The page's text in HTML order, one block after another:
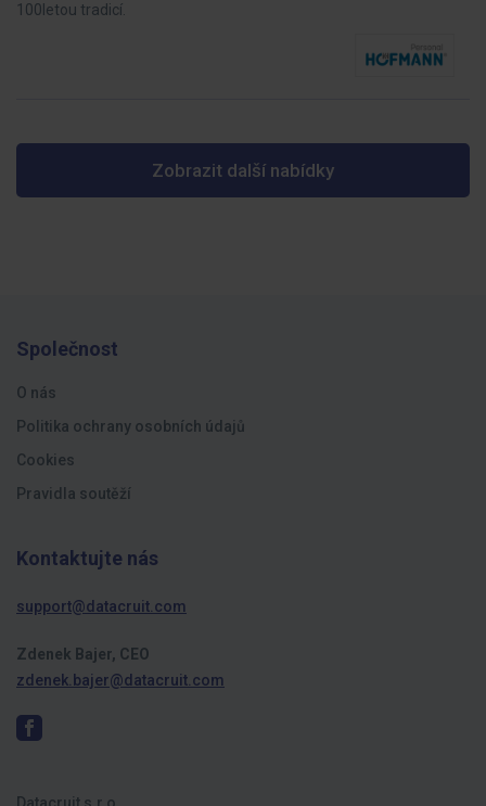
100letou tradicí.
Zobrazit další nabídky
Společnost
O nás
Politika ochrany osobních údajů
Cookies
Pravidla soutěží
Kontaktujte nás
support@datacruit.com
Zdenek Bajer, CEO
zdenek.bajer@datacruit.com